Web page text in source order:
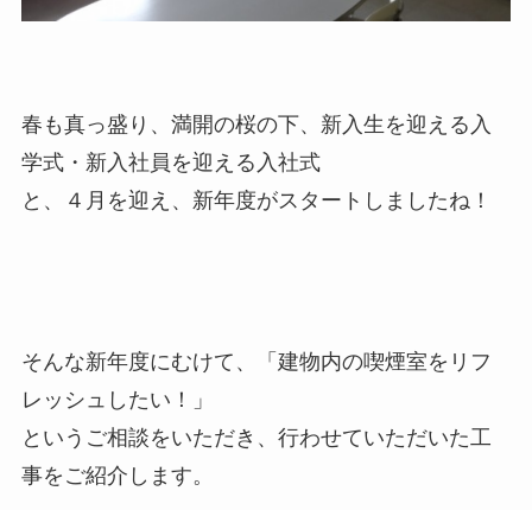
春も真っ盛り、満開の桜の下、新入生を迎える入
学式・新入社員を迎える入社式
と、４月を迎え、新年度がスタートしましたね！
そんな新年度にむけて、「建物内の喫煙室をリフ
レッシュしたい！」
というご相談をいただき、行わせていただいた工
事をご紹介します。